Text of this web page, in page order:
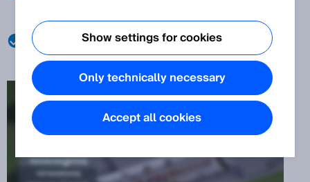
고 안전하게 만드는지 확인해보세요.
지금 투어를 시작하고, 각 공정 단계별 실제 적용 사례와 함께
SICK가 어떻게 생산성 향상을 제공할 수 있는지 알아보세요.
Show settings for cookies
Only technically necessary
Accept all cookies